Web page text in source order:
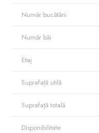
Număr bucătării
Număr băi
Etaj
Suprafață utilă
Suprafață totală
Disponibilitate